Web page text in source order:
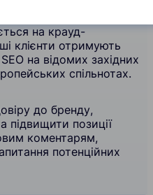
на крауд-
клієнти отримують
на відомих західних
спільнотах.
до бренду,
підвищити позиції
коментарям,
потенційних